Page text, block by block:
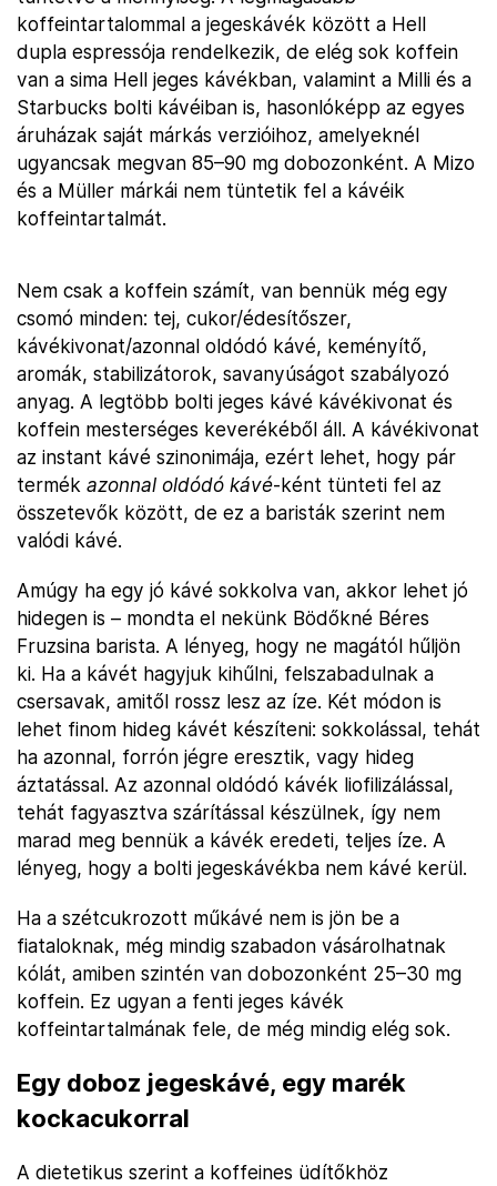
koffeintartalommal a jegeskávék között a Hell
dupla espressója rendelkezik, de elég sok koffein
van a sima Hell jeges kávékban, valamint a Milli és a
Starbucks bolti kávéiban is, hasonlóképp az egyes
áruházak saját márkás verzióihoz, amelyeknél
ugyancsak megvan 85–90 mg dobozonként. A Mizo
és a Müller márkái nem tüntetik fel a kávéik
koffeintartalmát.
Nem csak a koffein számít, van bennük még egy
csomó minden: tej, cukor/édesítőszer,
kávékivonat/azonnal oldódó kávé, keményítő,
aromák, stabilizátorok, savanyúságot szabályozó
anyag. A legtöbb bolti jeges kávé kávékivonat és
koffein mesterséges keverékéből áll. A kávékivonat
az instant kávé szinonimája, ezért lehet, hogy pár
termék azonnal oldódó kávé-ként tünteti fel az
összetevők között, de ez a baristák szerint nem
valódi kávé.
Amúgy ha egy jó kávé sokkolva van, akkor lehet jó
hidegen is – mondta el nekünk Bödőkné Béres
Fruzsina barista. A lényeg, hogy ne magától hűljön
ki. Ha a kávét hagyjuk kihűlni, felszabadulnak a
csersavak, amitől rossz lesz az íze. Két módon is
lehet finom hideg kávét készíteni: sokkolással, tehát
ha azonnal, forrón jégre eresztik, vagy hideg
áztatással. Az azonnal oldódó kávék liofilizálással,
tehát fagyasztva szárítással készülnek, így nem
marad meg bennük a kávék eredeti, teljes íze. A
lényeg, hogy a bolti jegeskávékba nem kávé kerül.
Ha a szétcukrozott műkávé nem is jön be a
fiataloknak, még mindig szabadon vásárolhatnak
kólát, amiben szintén van dobozonként 25–30 mg
koffein. Ez ugyan a fenti jeges kávék
koffeintartalmának fele, de még mindig elég sok.
Egy doboz jegeskávé, egy marék
kockacukorral
A dietetikus szerint a koffeines üdítőkhöz